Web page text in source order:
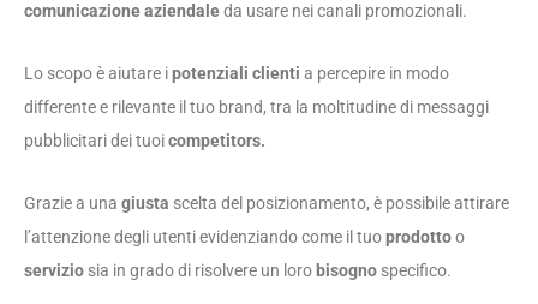
comunicazione aziendaleda usare nei canali promozionali.
Lo scopo è aiutare ipotenziali clienti a percepire in modo
differente e rilevante il tuo brand, tra la moltitudine di messaggi
pubblicitari dei tuoicompetitors.
Grazie a una giusta scelta del posizionamento, è possibile attirare
l’attenzione degli utenti evidenziando come il tuoprodottoo
servizio sia in grado di risolvere un loro bisogno specifico.